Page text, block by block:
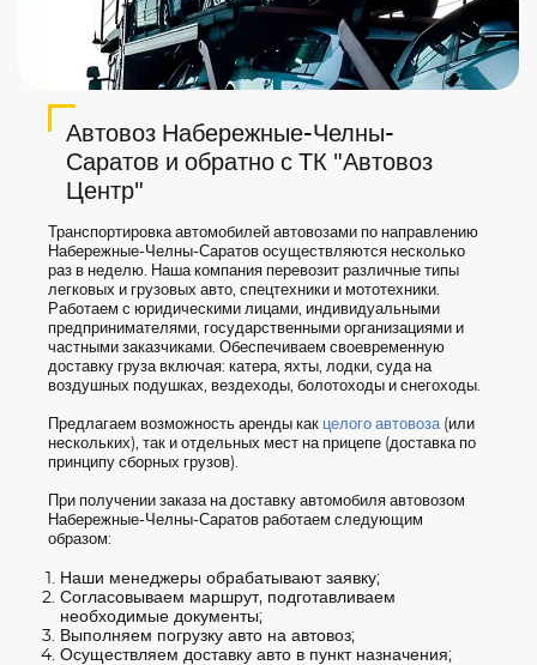
Автовоз Набережные-Челны-
Саратов и обратно с ТК "Автовоз
Центр"
Транспортировка автомобилей автовозами по направлению
Набережные-Челны-Саратов осуществляются несколько
раз в неделю. Наша компания перевозит различные типы
легковых и грузовых авто, спецтехники и мототехники.
Работаем с юридическими лицами, индивидуальными
предпринимателями, государственными организациями и
частными заказчиками. Обеспечиваем своевременную
доставку груза включая: катера, яхты, лодки, суда на
воздушных подушках, вездеходы, болотоходы и снегоходы.
Предлагаем возможность аренды как целого автовоза(или
нескольких), так и отдельных мест на прицепе (доставка по
принципу сборных грузов).
При получении заказа на доставку автомобиля автовозом
Набережные-Челны-Саратов работаем следующим
образом:
Наши менеджеры обрабатывают заявку;
Согласовываем маршрут, подготавливаем
необходимые документы;
Выполняем погрузку авто на автовоз;
Осуществляем доставку авто в пункт назначения;